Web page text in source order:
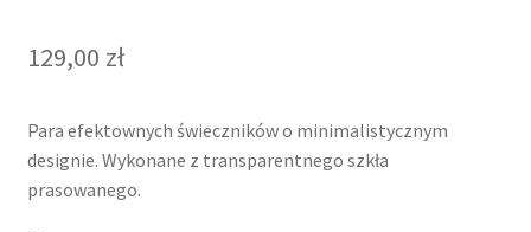
129,00 zł
Para efektownych świeczników o minimalistycznym
designie. Wykonane z transparentnego szkła
prasowanego.